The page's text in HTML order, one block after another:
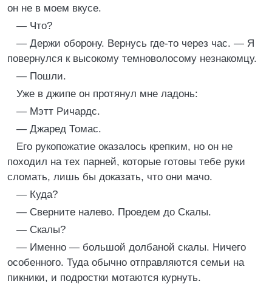
он не в моем вкусе.
— Что?
— Держи оборону. Вернусь где-то через час. — Я
повернулся к высокому темноволосому незнакомцу.
— Пошли.
Уже в джипе он протянул мне ладонь:
— Мэтт Ричардс.
— Джаред Томас.
Его рукопожатие оказалось крепким, но он не
походил на тех парней, которые готовы тебе руки
сломать, лишь бы доказать, что они мачо.
— Куда?
— Сверните налево. Проедем до Скалы.
— Скалы?
— Именно — большой долбаной скалы. Ничего
особенного. Туда обычно отправляются семьи на
пикники, и подростки мотаются курнуть.